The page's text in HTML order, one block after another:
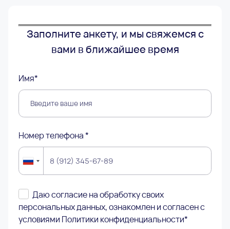
Заполните анкету, и мы свяжемся с
вами в ближайшее время
Имя*
Номер телефона *
Даю согласие на обработку своих
персональных данных, ознакомлен и согласен с
условиями Политики конфиденциальности*